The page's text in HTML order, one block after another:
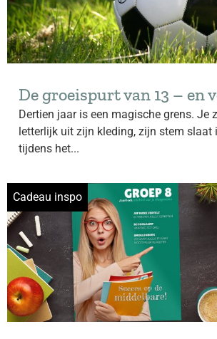
De groeispurt van 13 – en
Dertien jaar is een magische grens. Je
letterlijk uit zijn kleding, zijn stem slaat
tijdens het...
Cadeau inspo